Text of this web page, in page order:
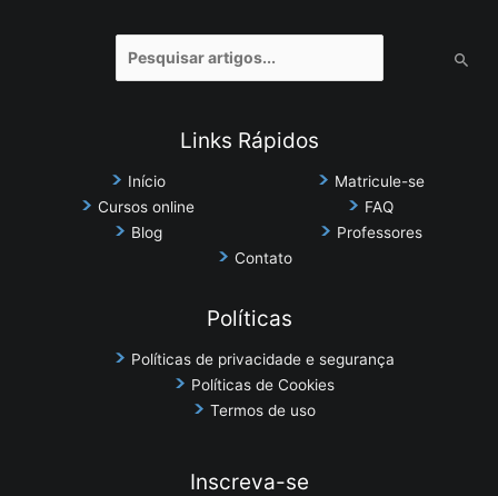
por:
Links Rápidos
Início
Matricule-se
Cursos online
FAQ
Blog
Professores
Contato
Políticas
Políticas de privacidade e segurança
Políticas de Cookies
Termos de uso
Inscreva-se